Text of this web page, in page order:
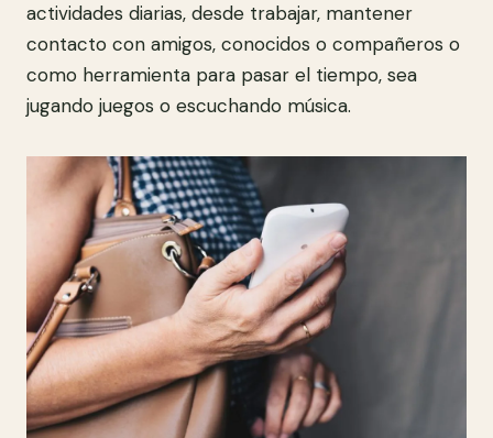
actividades diarias, desde trabajar, mantener
contacto con amigos, conocidos o compañeros o
como herramienta para pasar el tiempo, sea
jugando juegos o escuchando música.